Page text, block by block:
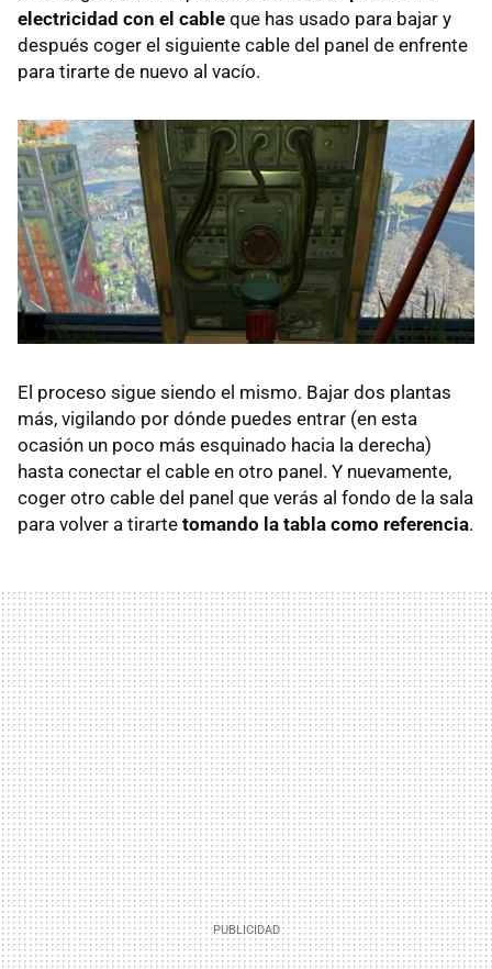
electricidad con el cable que has usado para bajar y
después coger el siguiente cable del panel de enfrente
para tirarte de nuevo al vacío.
El proceso sigue siendo el mismo. Bajar dos plantas
más, vigilando por dónde puedes entrar (en esta
ocasión un poco más esquinado hacia la derecha)
hasta conectar el cable en otro panel. Y nuevamente,
coger otro cable del panel que verás al fondo de la sala
para volver a tirarte tomando la tabla como referencia.